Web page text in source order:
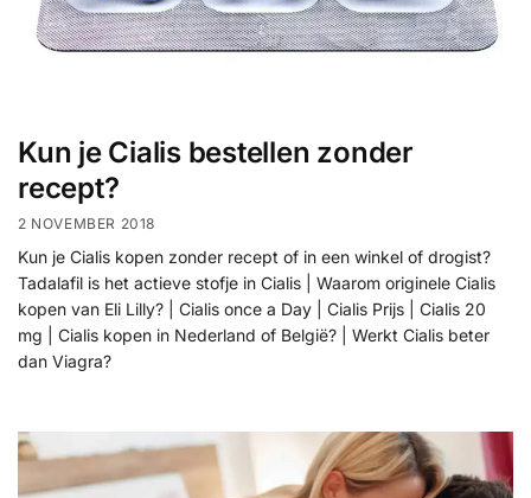
Kun je Cialis bestellen zonder
recept?
2 NOVEMBER 2018
Kun je Cialis kopen zonder recept of in een winkel of drogist?
Tadalafil is het actieve stofje in Cialis | Waarom originele Cialis
kopen van Eli Lilly? | Cialis once a Day | Cialis Prijs | Cialis 20
mg | Cialis kopen in Nederland of België? | Werkt Cialis beter
dan Viagra?